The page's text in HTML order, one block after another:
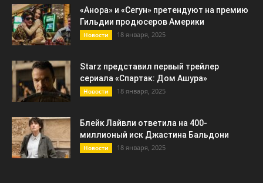
«Анора» и «Сегун» претендуют на премию
Гильдии продюсеров Америки
Новости 18 января, 2025
Starz представил первый трейлер
сериала «Спартак: Дом Ашура»
Новости 18 января, 2025
Блейк Лайвли ответила на 400-
миллионый иск Джастина Бальдони
Новости 18 января, 2025